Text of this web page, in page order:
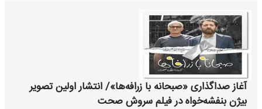
آغاز صداگذاری «صبحانه با زرافه‌ها»/ انتشار اولین تصویر
بیژن بنفشه‌‌خواه در فیلم سروش صحت